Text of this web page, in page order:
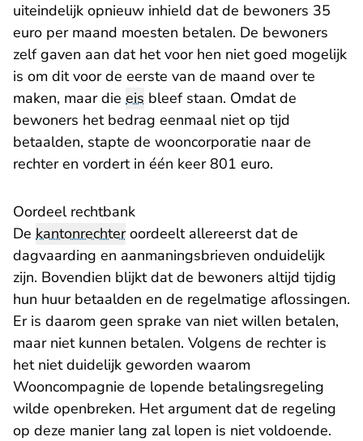
uiteindelijk opnieuw inhield dat de bewoners 35
euro per maand moesten betalen. De bewoners
zelf gaven aan dat het voor hen niet goed mogelijk
is om dit voor de eerste van de maand over te
maken, maar die eis bleef staan. Omdat de
bewoners het bedrag eenmaal niet op tijd
betaalden, stapte de wooncorporatie naar de
rechter en vordert in één keer 801 euro.
Oordeel rechtbank
De kantonrechteroordeelt allereerst dat de
dagvaarding en aanmaningsbrieven onduidelijk
zijn. Bovendien blijkt dat de bewoners altijd tijdig
hun huur betaalden en de regelmatige aflossingen.
Er is daarom geen sprake van niet willen betalen,
maar niet kunnen betalen. Volgens de rechter is
het niet duidelijk geworden waarom
Wooncompagnie de lopende betalingsregeling
wilde openbreken. Het argument dat de regeling
op deze manier lang zal lopen is niet voldoende.